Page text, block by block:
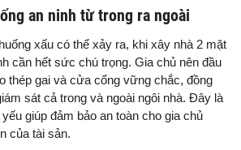
an ninh từ trong ra ngoài
xấu có thể xảy ra, khi xây nhà 2 mặt
cần hết sức chú trọng. Gia chủ nên đầu
thép gai và cửa cổng vững chắc, đồng
sát cả trong và ngoài ngôi nhà. Đây là
giúp đảm bảo an toàn cho gia chủ
của tài sản.